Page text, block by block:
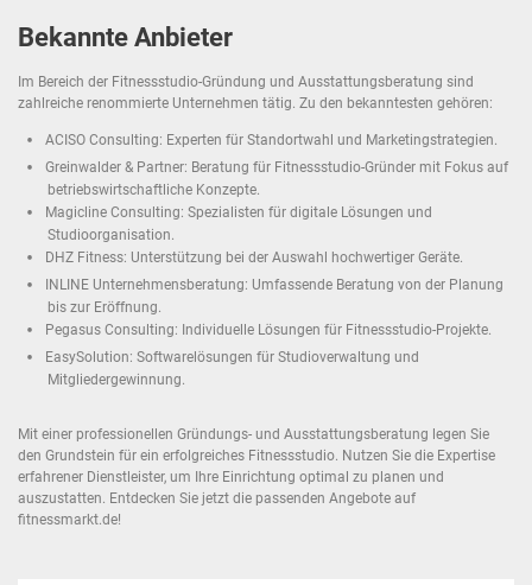
Bekannte Anbieter
Im Bereich der Fitnessstudio-Gründung und Ausstattungsberatung sind
zahlreiche renommierte Unternehmen tätig. Zu den bekanntesten gehören:
ACISO Consulting: Experten für Standortwahl und Marketingstrategien.
Greinwalder & Partner: Beratung für Fitnessstudio-Gründer mit Fokus auf
betriebswirtschaftliche Konzepte.
Magicline Consulting: Spezialisten für digitale Lösungen und
Studioorganisation.
DHZ Fitness: Unterstützung bei der Auswahl hochwertiger Geräte.
INLINE Unternehmensberatung: Umfassende Beratung von der Planung
bis zur Eröffnung.
Pegasus Consulting: Individuelle Lösungen für Fitnessstudio-Projekte.
EasySolution: Softwarelösungen für Studioverwaltung und
Mitgliedergewinnung.
Mit einer professionellen Gründungs- und Ausstattungsberatung legen Sie
den Grundstein für ein erfolgreiches Fitnessstudio. Nutzen Sie die Expertise
erfahrener Dienstleister, um Ihre Einrichtung optimal zu planen und
auszustatten. Entdecken Sie jetzt die passenden Angebote auf
fitnessmarkt.de!